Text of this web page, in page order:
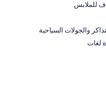
للملابس
والجولات السياحية
لغات